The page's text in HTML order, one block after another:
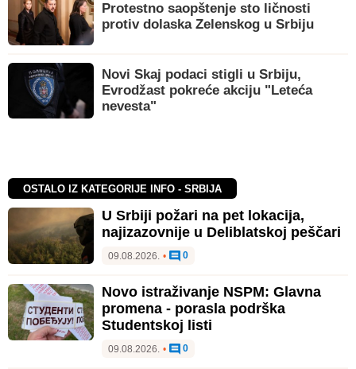
Protestno saopštenje sto ličnosti
protiv dolaska Zelenskog u Srbiju
Novi Skaj podaci stigli u Srbiju,
Evrodžast pokreće akciju "Leteća
nevesta"
OSTALO IZ KATEGORIJE INFO - SRBIJA
U Srbiji požari na pet lokacija,
najizazovnije u Deliblatskoj peščari
09.08.2026. • 0
Novo istraživanje NSPM: Glavna
promena - porasla podrška
Studentskoj listi
09.08.2026. • 0